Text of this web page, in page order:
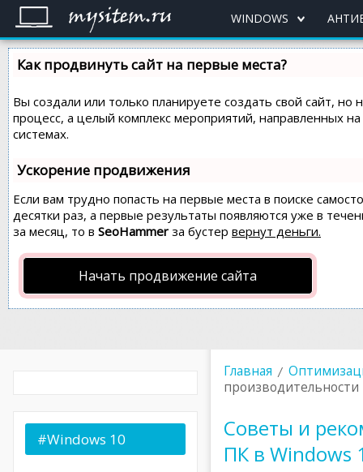
WINDOWS
Как продвинуть сайт на первые места?
Вы создали или только планируете создать свой сайт,
процесс, а целый комплекс мероприятий, направленных
системах.
Ускорение продвижения
Если вам трудно попасть на первые места в поиске
десятки раз, а первые результаты появляются уже в
за месяц, то в SeoHammer за бустер вернут деньги.
Начать продвижение сайта
Главная
Советы и
ПК в Windows
#Windows 10